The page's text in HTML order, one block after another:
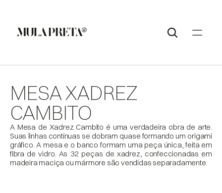
MESA XADREZ
CAMBITO
A Mesa de Xadrez Cambito é uma verdadeira obra de arte.
Suas linhas contínuas se dobram quase formando um origami
gráfico. A mesa e o banco formam uma peça única, feita em
fibra de vidro. As 32 peças de xadrez, confeccionadas em
madeira maciça ou mármore são vendidas separadamente.